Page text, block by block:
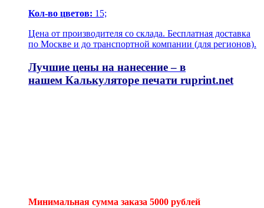
Кол-во цветов: 15;
Цена от производителя со склада. Бесплатная доставка
по Москве и до транспортной компании (для регионов).
Лучшие цены на нанесение – в
нашем Калькуляторе печати ruprint.net
Минимальная сумма заказа 5000 рублей